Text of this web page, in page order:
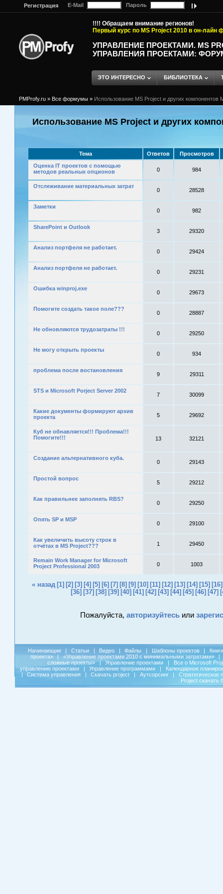
Регистрация E-Mail Пароль
!!!! Обращаем внимание регионов!
Первый курс по MS Project 2010 в он-лайн
УПРАВЛЕНИЕ ПРОЕКТАМИ. MS
УПРАВЛЕНИЯ ПРОЕКТАМИ:
ЭТО ИНТЕРЕСНО БИБЛИОТЕКА
PMProfy.ru » Все формумы » Использование MS Project и других компонентов
Использование MS Project и других
Тема Ответов
Просмотров
Оценка IT проектов с помощью
методов реальных опционов
0 984
Отслеживание материальных затрат
0 28528
Заметки
0 982
SharePoint и Outlook
3 29320
Анализ портфеля не работает.
0 29424
Анализ портфеля не работает.
0 29231
Ошибка winproj.exe
0 29673
Помогите создать такое поле???
0 28887
Не обновляются трудозатраты !!!
0 29250
Не могу открыть проекты
0 934
проблема после востановления
9 29311
STS и Microsoft Porject Server 2002
7 30099
Какие документы формируют архив
проекта
5 29692
Куб не обнавляется!!! Проблема!!!
Помогите!!!
13 32121
Создание альтернативного куба.
0 29143
Простой вопрос
5 29212
Как правильнее заполнять RBS?
0 29250
Опять SP и MSP
0 29100
Как увеличить высоту строк в
отчётах в MS Project???
1 29450
Remain Work Manager for Microsoft
Project Professional 2003
0 1003
« назад [1] [2] [3] [4] [5] [6] [7] [8] [9] [10] [11] [12] [13] [14] [15] [16]
[36] [37] [38] [39] [40] [41] [42] [43] [44] [45] [46] [47]
Пожалуйста, авторизуйтесьили
Начинающие | Статьи | Видео | Файлы | Шаблоны проектов |
Книги
проекта»
| «Управление проектами 2010 с минимальными затратами»
|
сложные проекты»
| Управление проектами |
Все о Microsoft
управлению проектами
| Управление программами |
Календарное
|
Система управления | Скачать project | Аутсорсинг |
Стратегическое
Project скачать